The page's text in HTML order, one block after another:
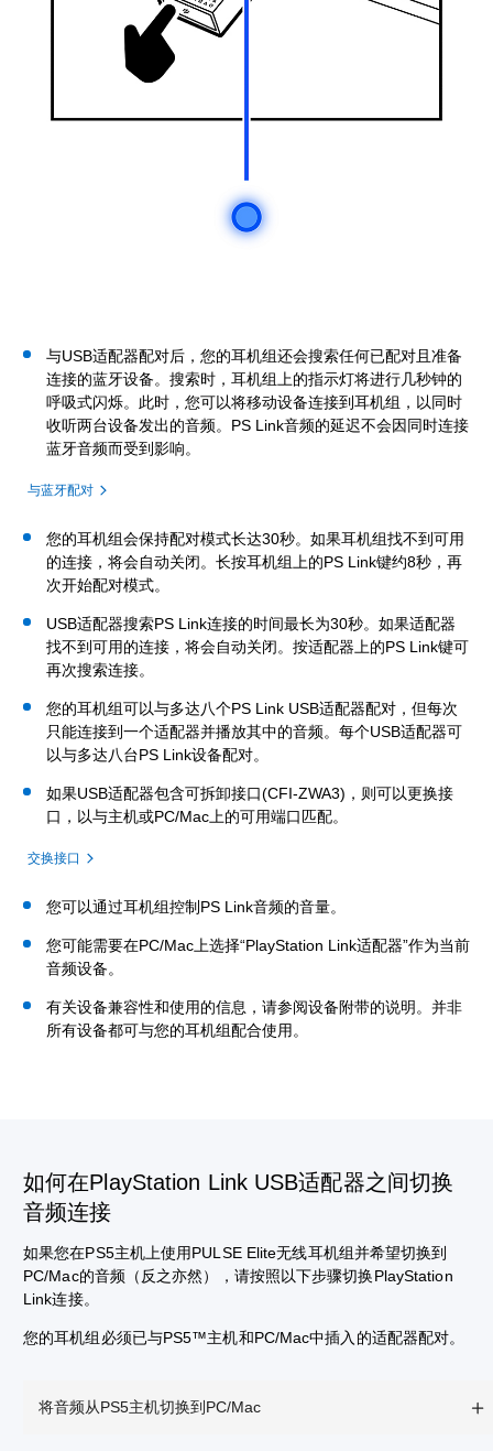
与USB适配器配对后，您的耳机组还会搜索任何已配对且准备
连接的蓝牙设备。搜索时，耳机组上的指示灯将进行几秒钟的
呼吸式闪烁。此时，您可以将移动设备连接到耳机组，以同时
收听两台设备发出的音频。PS Link音频的延迟不会因同时连接
蓝牙音频而受到影响。
与蓝牙配对
您的耳机组会保持配对模式长达30秒。如果耳机组找不到可用
的连接，将会自动关闭。长按耳机组上的PS Link键约8秒，再
次开始配对模式。
USB适配器搜索PS Link连接的时间最长为30秒。如果适配器
找不到可用的连接，将会自动关闭。按适配器上的PS Link键可
再次搜索连接。
您的耳机组可以与多达八个PS Link USB适配器配对，但每次
只能连接到一个适配器并播放其中的音频。每个USB适配器可
以与多达八台PS Link设备配对。
如果USB适配器包含可拆卸接口(CFI-ZWA3)，则可以更换接
口，以与主机或PC/Mac上的可用端口匹配。
交换接口
您可以通过耳机组控制PS Link音频的音量。
您可能需要在PC/Mac上选择“PlayStation Link适配器”作为当前
音频设备。
有关设备兼容性和使用的信息，请参阅设备附带的说明。并非
所有设备都可与您的耳机组配合使用。
如何在PlayStation Link USB适配器之间切换
音频连接
如果您在PS5主机上使用PULSE Elite无线耳机组并希望切换到
PC/Mac的音频（反之亦然），请按照以下步骤切换PlayStation
Link连接。
您的耳机组必须已与PS5™主机和PC/Mac中插入的适配器配对。
将音频从PS5主机切换到PC/Mac